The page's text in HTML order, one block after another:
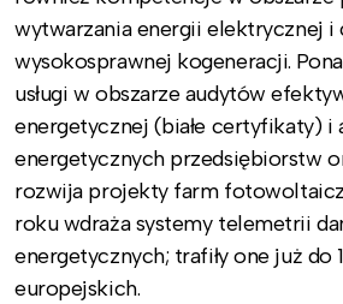
wytwarzania energii elektrycznej i
wysokosprawnej kogeneracji.
usługi w obszarze audytów
energetycznej (białe certyfikaty) i
energetycznych przedsiębiorstw
rozwija projekty farm
roku wdraża systemy telemetrii
energetycznych; trafiły one już do
europejskich.